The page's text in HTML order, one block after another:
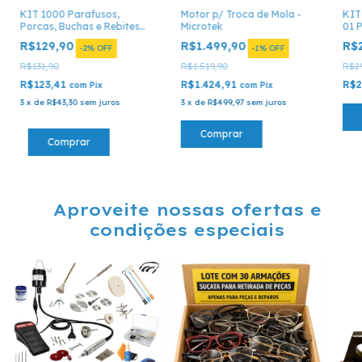
KIT 1000 Parafusos,
Porcas, Buchas e Rebites
para Óculos - 1000 Peças
R$129,90 -2% OFF
R$131,90
R$123,41 com Pix
3 x de R$43,30 sem juros
Motor p/ Troca de Mola -
Microtek
R$1.499,90 -1%OFF
R$1.519,90
R$1.424,91com Pix
3 xdeR$499,97 sem juros
Comprar
KIT
01
Aproveite nossas ofertas e
condições especiais